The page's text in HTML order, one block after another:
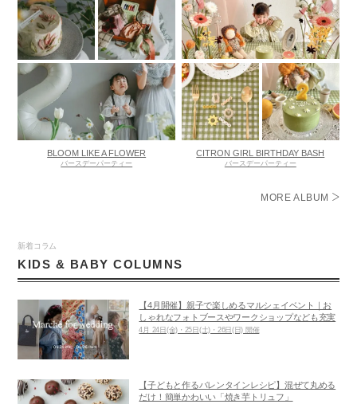
BLOOM LIKE A FLOWER
バースデーパーティー
CITRON GIRL BIRTHDAY BASH
バースデーパーティー
MORE ALBUM
新着コラム
KIDS & BABY COLUMNS
【4月開催】親子で楽しめるマルシェイベント｜お
しゃれなフォトブースやワークショップなども充実
4月 24日(金)・25日(土)・26日(日) 開催
【子どもと作るバレンタインレシピ】混ぜて丸める
だけ！簡単かわいい「焼き芋トリュフ」